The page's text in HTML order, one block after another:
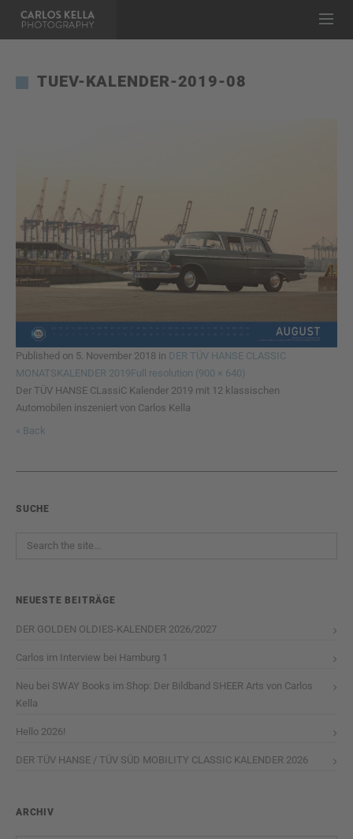
TUEV-KALENDER-2019-08
Published on 5. November 2018 in DER TÜV HANSE CLASSIC
MONATSKALENDER 2019Full resolution (900 × 640)
Der TÜV HANSE CLassiC Kalender 2019 mit 12 klassischen
Automobilen inszeniert von Carlos Kella
« Back
SUCHE
NEUESTE BEITRÄGE
DER GOLDEN OLDIES-KALENDER 2026/2027
Carlos im Interview bei Hamburg 1
Neu bei SWAY Books im Shop: Der Bildband SHEER Arts von Carlos
Kella
Hello 2026!
DER TÜV HANSE / TÜV SÜD MOBILITY CLASSIC KALENDER 2026
ARCHIV